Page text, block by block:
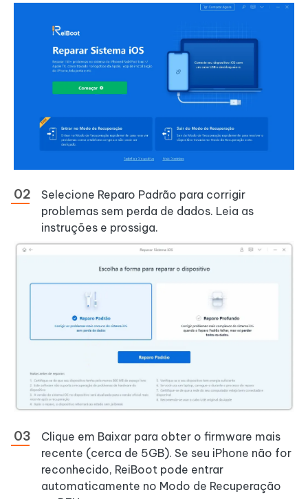
Selecione Reparo Padrão para corrigir
problemas sem perda de dados. Leia as
instruções e prossiga.
Clique em Baixar para obter o firmware mais
recente (cerca de 5GB). Se seu iPhone não for
reconhecido, ReiBoot pode entrar
automaticamente no Modo de Recuperação